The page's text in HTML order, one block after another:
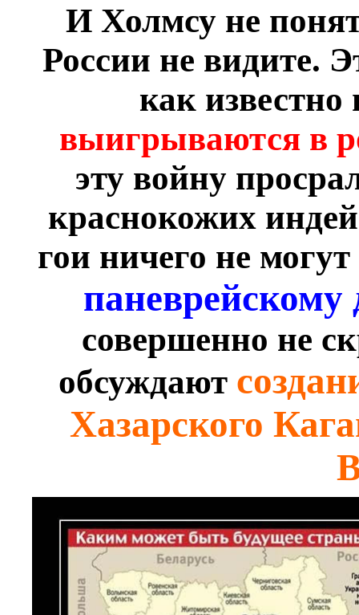
И Холмсу не
России не видите.
как
выигрываются в
эту войну
краснокожих
гои ничего не
совершенно не
обсуждают
Хазарского